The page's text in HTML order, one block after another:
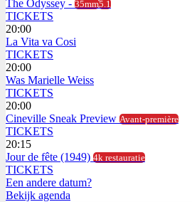
The Odyssey - 35mm5.1
TICKETS
20:00
La Vita va Cosi
TICKETS
20:00
Was Marielle Weiss
TICKETS
20:00
Cineville Sneak Preview Avant-première
TICKETS
20:15
Jour de fête (1949) 4k restauratie
TICKETS
Een andere datum?
Bekijk agenda